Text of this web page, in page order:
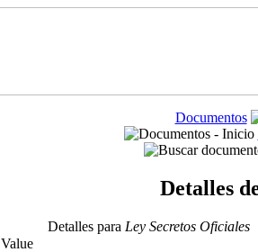
Documentos
Detalles
Detalles para Ley Secretos Oficiales
Value